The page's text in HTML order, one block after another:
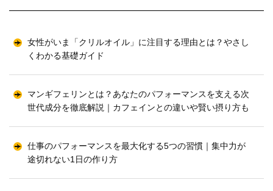
女性がいま「クリルオイル」に注目する理由とは？やさし
くわかる基礎ガイド
マンギフェリンとは？あなたのパフォーマンスを支える次
世代成分を徹底解説｜カフェインとの違いや賢い摂り方も
仕事のパフォーマンスを最大化する5つの習慣｜集中力が
途切れない1日の作り方